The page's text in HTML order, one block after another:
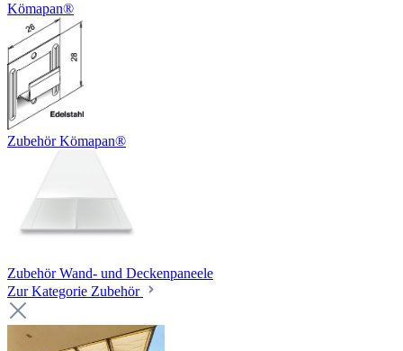
Kömapan®
Zubehör Kömapan®
Zubehör Wand- und Deckenpaneele
Zur Kategorie Zubehör